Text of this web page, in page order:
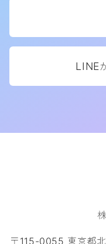
LINE
〒115-0055 東京都